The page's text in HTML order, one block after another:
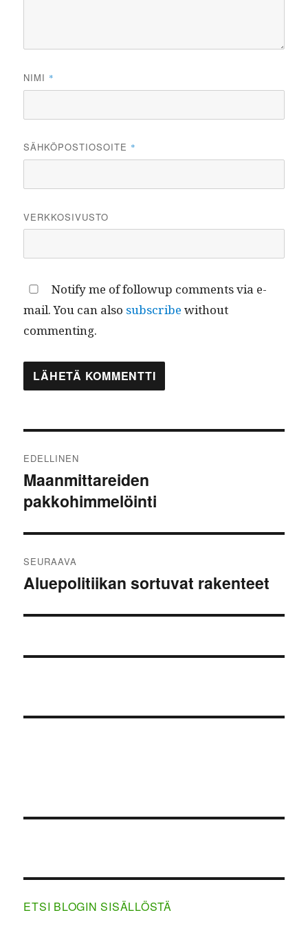
NIMI *
SÄHKÖPOSTIOSOITE *
VERKKOSIVUSTO
Notify me of followup comments via e-
mail. You can also subscribe without
commenting.
selaus
EDELLINEN
Edellinen
artikkeli:
Maanmittareiden
pakkohimmelöinti
SEURAAVA
Seuraava
Aluepolitiikan sortuvat rakenteet
ETSI BLOGIN SISÄLLÖSTÄ